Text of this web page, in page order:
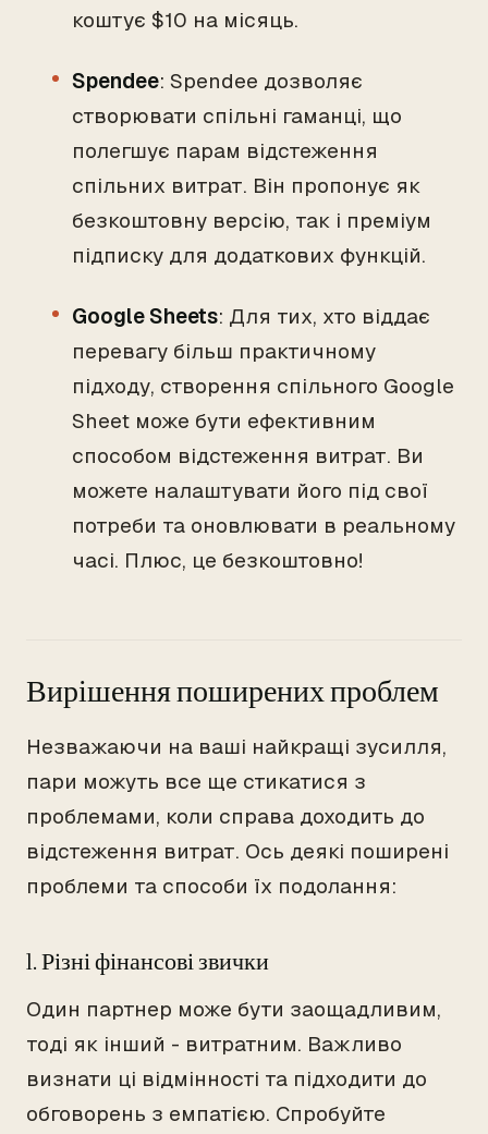
коштує $10 на місяць.
Spendee: Spendee дозволяє
створювати спільні гаманці, що
полегшує парам відстеження
спільних витрат. Він пропонує як
безкоштовну версію, так і преміум
підписку для додаткових функцій.
Google Sheets: Для тих, хто віддає
перевагу більш практичному
підходу, створення спільного Google
Sheet може бути ефективним
способом відстеження витрат. Ви
можете налаштувати його під свої
потреби та оновлювати в реальному
часі. Плюс, це безкоштовно!
Вирішення поширених проблем
Незважаючи на ваші найкращі зусилля,
пари можуть все ще стикатися з
проблемами, коли справа доходить до
відстеження витрат. Ось деякі поширені
проблеми та способи їх подолання:
1. Різні фінансові звички
Один партнер може бути заощадливим,
тоді як інший - витратним. Важливо
визнати ці відмінності та підходити до
обговорень з емпатією. Спробуйте